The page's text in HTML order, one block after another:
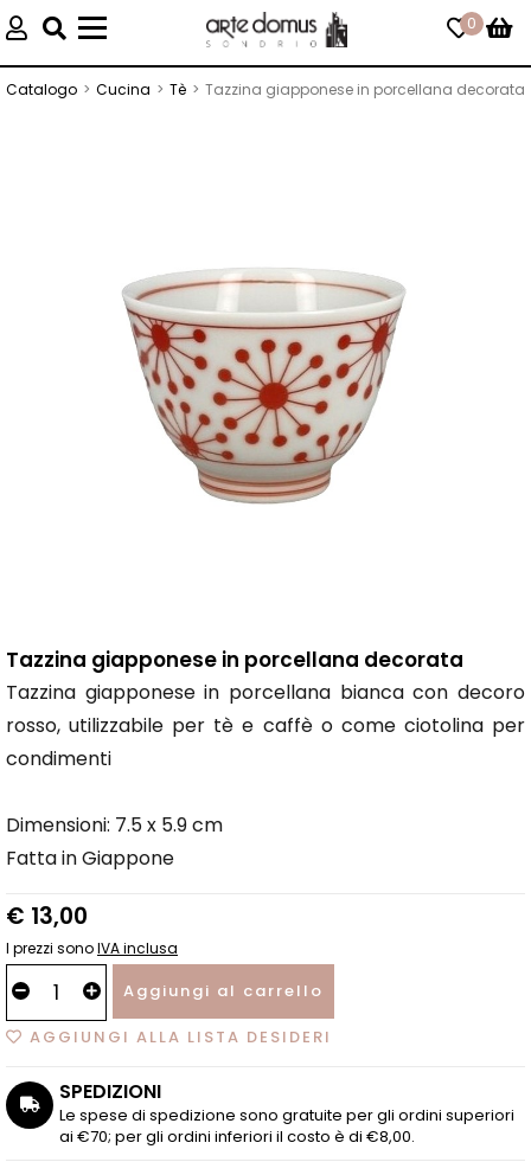
Toggle
navigation
0
Catalogo Cucina Tè Tazzina giapponese in porcellana decorata
Tazzina giapponese in porcellana decorata
Tazzina giapponese in porcellana bianca con decoro
rosso, utilizzabile per tè e caffè o come ciotolina per
condimenti
Dimensioni: 7.5 x 5.9 cm
Fatta in Giappone
€ 13,00
I prezzi sonoIVA inclusa
Aggiungi al carrello
AGGIUNGI ALLA LISTA DESIDERI
SPEDIZIONI
Le spese di spedizione sono gratuite per gli ordini superiori
ai €70; per gli ordini inferiori il costo è di €8,00.